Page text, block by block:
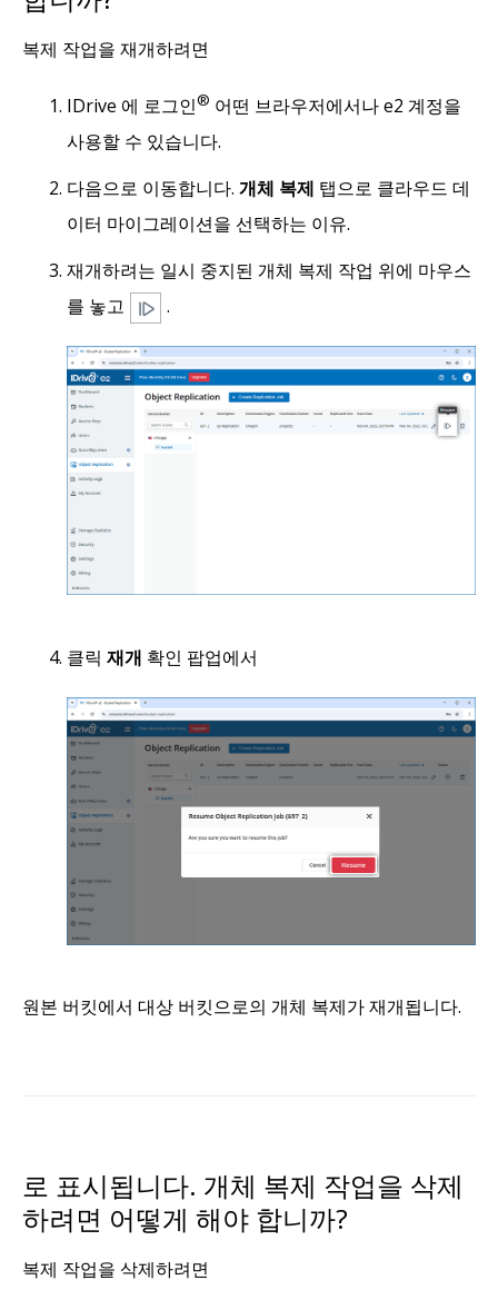
복제 작업을 재개하려면
IDrive 에 로그인® 어떤 브라우저에서나 e2 계정을
사용할 수 있습니다.
다음으로 이동합니다. 개체 복제 탭으로 클라우드 데
이터 마이그레이션을 선택하는 이유.
재개하려는 일시 중지된 개체 복제 작업 위에 마우스
를 놓고
.
클릭 재개 확인 팝업에서
원본 버킷에서 대상 버킷으로의 개체 복제가 재개됩니다.
로 표시됩니다. 개체 복제 작업을 삭제
하려면 어떻게 해야 합니까?
복제 작업을 삭제하려면